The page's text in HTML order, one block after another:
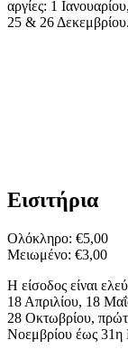
αργίες: 1
25 & 26 Δεκεμβρίου.
Εισιτήρια
Ολόκληρο: €5,00
Μειωμένο: €3,00
Η είσοδος είναι
18 Απριλίου, 18
28 Οκτωβρίου,
Νοεμβρίου έως 31η